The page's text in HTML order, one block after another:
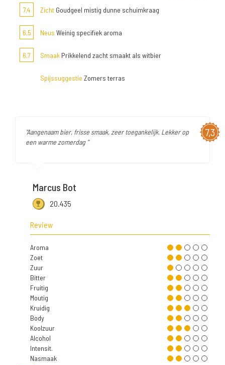
7,4
Zicht Goudgeel mistig dunne schuimkraag
6,5 Neus Weinig specifiek aroma
6,7 Smaak Prikkelend zacht smaakt als witbier
Spijssuggestie Zomers terras
7,3
"Aangenaam bier, frisse smaak, zeer toegankelijk. Lekker op
een warme zomerdag "
Marcus Bot
20.435
Review
Aroma
Zoet
Zuur
Bitter
Fruitig
Moutig
Kruidig
Body
Koolzuur
Alcohol
Intensit.
Nasmaak